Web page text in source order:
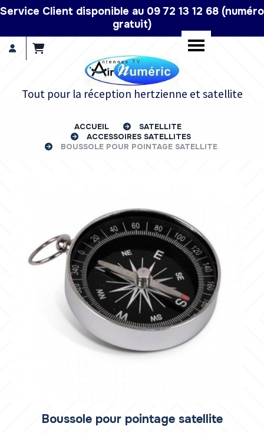
Service Client disponible au 09 72 13 12 68 (numéro
gratuit)
Tout pour la réception hertzienne et satellite
ACCUEIL
SATELLITE
ACCESSOIRES SATELLITES
BOUSSOLE POUR POINTAGE SATELLITE
Boussole pour pointage satellite